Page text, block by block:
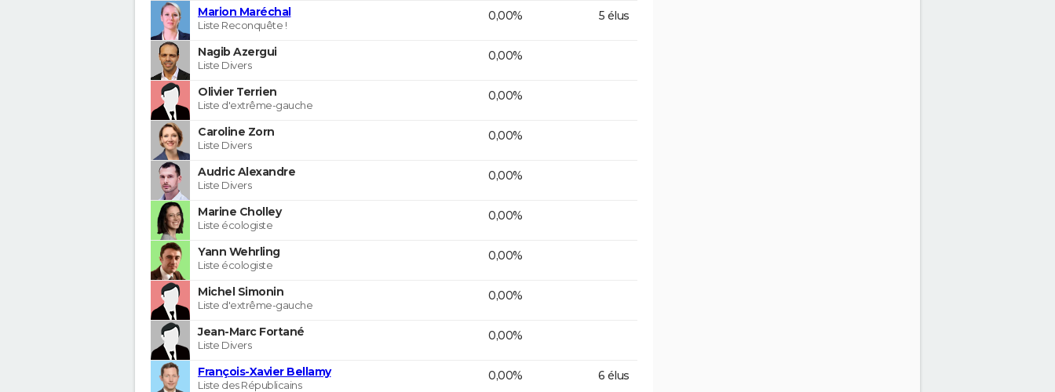
Marion Maréchal
Liste Reconquête !
0,00% 5 élus
Nagib Azergui
Liste Divers
0,00%
Olivier Terrien
Liste d'extrême-gauche
0,00%
Caroline Zorn
Liste Divers
0,00%
Audric Alexandre
Liste Divers
0,00%
Marine Cholley
Liste écologiste
0,00%
Yann Wehrling
Liste écologiste
0,00%
Michel Simonin
Liste d'extrême-gauche
0,00%
Jean-Marc Fortané
Liste Divers
0,00%
François-Xavier Bellamy
Liste des Républicains
0,00% 6 élus